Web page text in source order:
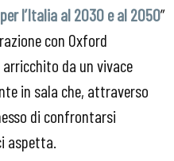
l’Italia al 2030 e al 2050”
con Oxford
da un vivace
in sala che, attraverso
di confrontarsi
aspetta.